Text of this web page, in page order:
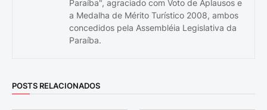
Paraíba", agraciado com Voto de Aplausos e
a Medalha de Mérito Turístico 2008, ambos
concedidos pela Assembléia Legislativa da
Paraíba.
POSTS RELACIONADOS